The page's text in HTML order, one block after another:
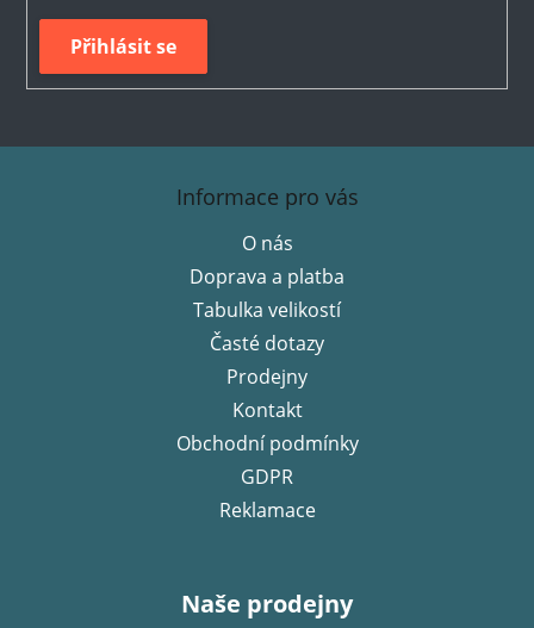
Přihlásit se
Z
Informace pro vás
O nás
Doprava a platba
Tabulka velikostí
Časté dotazy
Prodejny
Kontakt
Obchodní podmínky
GDPR
Reklamace
Naše prodejny